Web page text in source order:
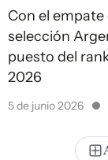
Con el empate
selección
puesto del
2026
5 de junio 2026